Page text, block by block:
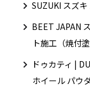
SUZUKI スズ
BEET JAPAN
ト施工（焼付塗
ドゥカティ |
ホイール パウ